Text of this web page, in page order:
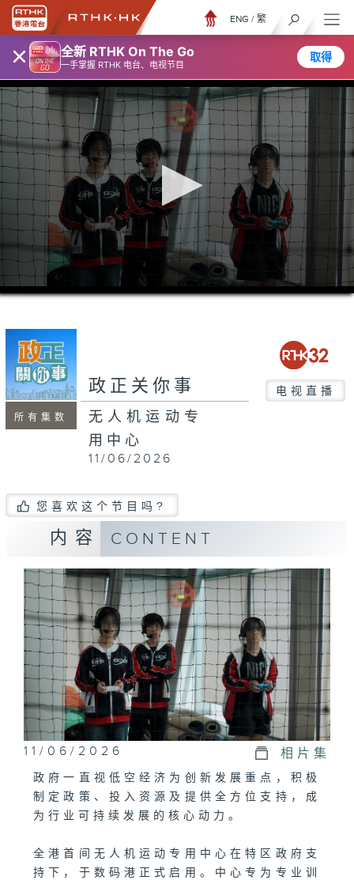
× 全新 RTHK On The Go
一手掌握 RTHK 电台、电视节目
取得
ENG / 繁
0
seconds
minutes,
seconds
所有集数
政正关你事 电视直播
无人机运动专
用中心
11/06/2026
您喜欢这个节目吗?
内容 CONTENT
11/06/2026 相片集
政府一直视低空经济为创新发展重点，积极
制定政策、投入资源及提供全方位支持，成
为行业可持续发展的核心动力。
全港首间无人机运动专用中心在特区政府支
持下，于数码港正式启用。中心专为专业训